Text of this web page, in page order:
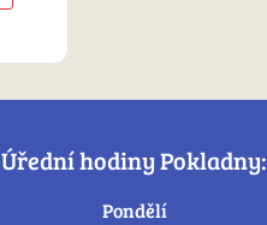
Úřední hodiny Pokladny:
Pondělí